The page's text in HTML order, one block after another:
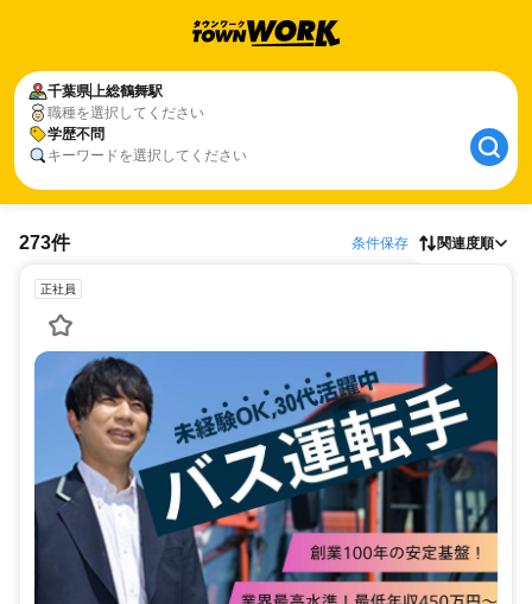
千葉県上総鶴舞駅
職種を選択してください
学歴不問
キーワードを選択してください
273件 条件保存 関連度順
正社員